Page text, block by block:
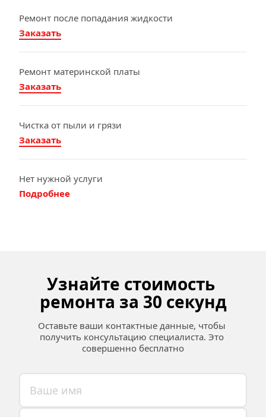
Ремонт после попадания жидкости
Заказать
Ремонт материнской платы
Заказать
Чистка от пыли и грязи
Заказать
Нет нужной услуги
Подробнее
Узнайте стоимость
ремонта за 30 секунд
Оставьте ваши контактные данные, чтобы
получить консультацию специалиста. Это
совершенно бесплатно